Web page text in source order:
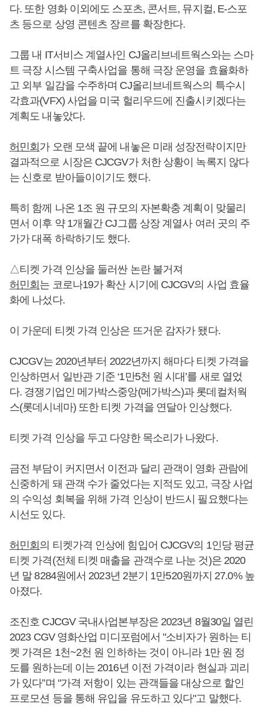
다. 또한 영화 이외에도 스포츠, 콘서트, 뮤지컬, E-스포
츠 등으로 상영 콘텐츠 장르를 확장한다.
그룹 내 IT서비스 계열사인 CJ올리브네트웍스와는 스마
트 극장 시스템 구축사업을 통해 극장 운영을 효율화하
고 외부 일감을 수주하며 CJ올리브네트웍스의 특수시
각효과(VFX) 사업을 미국 헐리우드에 진출시키겠다는
계획도 내놓았다.
허민회가 오랜 모색 끝에 내놓은 미래 성장전략이지만
결과적으로 시장은 CJCGV가 처한 상황이 녹록지 않다
는 신호로 받아들이이기도 했다.
특히 함께 나온 1조 원 규모의 자본확충 계획이 맞물리
면서 이후 약 1개월간 CJ그룹 상장 계열사 여러 곳의 주
가가 대폭 하락하기도 했다.
△티켓 가격 인상을 둘러싼 논란 불거져
허민회는 코로나19가 확산 시기에 CJCGV의 사업 효율
화에 나섰다.
이 가운데 티켓 가격 인상은 뜨거운 감자가 됐다.
CJCGV는 2020년부터 2022년까지 해마다 티켓 가격을
인상하면서 일반관 기준 ‘1만5천 원 시대’를 새로 열었
다. 경쟁기업인 메가박스중앙(메가박스)과 롯데컬처웍
스(롯데시네마) 또한 티켓 가격을 연달아 인상했다.
티켓 가격 인상을 두고 다양한 목소리가 나왔다.
금전 부담이 커지면서 이전과 달리 관객이 영화 관람에
신중하게 돼 관객 수가 줄었다는 지적도 있고, 극장 사업
의 수익성 회복을 위해 가격 인상이 반드시 필요했다는
시선도 있다.
허민회의 티켓가격 인상에 힘입어 CJCGV의 1인당 평균
티켓 가격(전체 티켓 매출을 관객수로 나눈 것)은 2020
년 말 8284원에서 2023년 2분기 1만520원까지 27.0% 높
아졌다.
조진호 CJCGV 국내사업본부장은 2023년 8월30일 열린
2023 CGV 영화산업 미디포럼에서 "소비자가 원하는 티
켓 가격은 1천~2천 원 인하하는 것이 아니라 1만 원 정
도를 원하는데 이는 2016년 이전 가격이라 현실과 괴리
가 있다”며 "가격 저항이 있는 관객들을 대상으로 할인
프로모션 등을 통해 유입을 유도하고 있다"고 말했다.